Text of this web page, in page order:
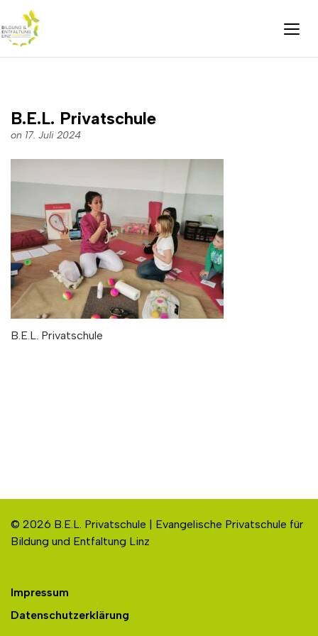
B.E.L. Privatschule
on 17. Juli 2024
B.E.L. Privatschule
© 2026 B.E.L. Privatschule | Evangelische Privatschule für
Bildung und Entfaltung Linz
Impressum
Datenschutzerklärung